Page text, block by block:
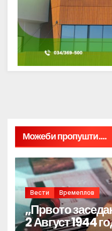
Можеби пропушти....
Вести Времеплов
„Првото
2 Август 1944